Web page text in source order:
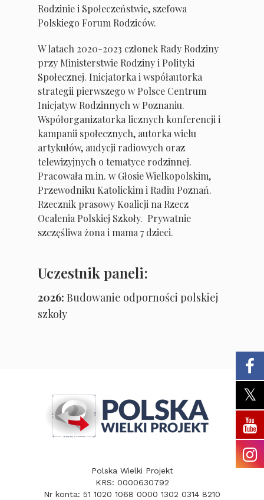
Rodzinie i Społeczeństwie, szefowa
Polskiego Forum Rodziców.
W latach 2020-2023 członek Rady Rodziny
przy Ministerstwie Rodziny i Polityki
Społecznej. Inicjatorka i współautorka
strategii pierwszego w Polsce Centrum
Inicjatyw Rodzinnych w Poznaniu.
Współorganizatorka licznych konferencji i
kampanii społecznych, autorka wielu
artykułów, audycji radiowych oraz
telewizyjnych o tematyce rodzinnej.
Pracowała m.in. w Głosie Wielkopolskim,
Przewodniku Katolickim i Radiu Poznań.
Rzecznik prasowy Koalicji na Rzecz
Ocalenia Polskiej Szkoły. Prywatnie
szczęśliwa żona i mama 7 dzieci.
Uczestnik paneli:
2026: Budowanie odporności polskiej
szkoły
Polska Wielki Projekt
KRS: 0000630792
Nr konta: 51 1020 1068 0000 1302 0314 8210